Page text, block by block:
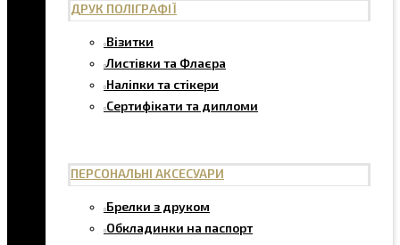
ДРУК ПОЛІГРАФІЇ
Візитки
Листівки та Флаєра
Наліпки та стікери
Сертифікати та дипломи
ПЕРСОНАЛЬНІ АКСЕСУАРИ
Брелки з друком
Обкладинки на паспорт